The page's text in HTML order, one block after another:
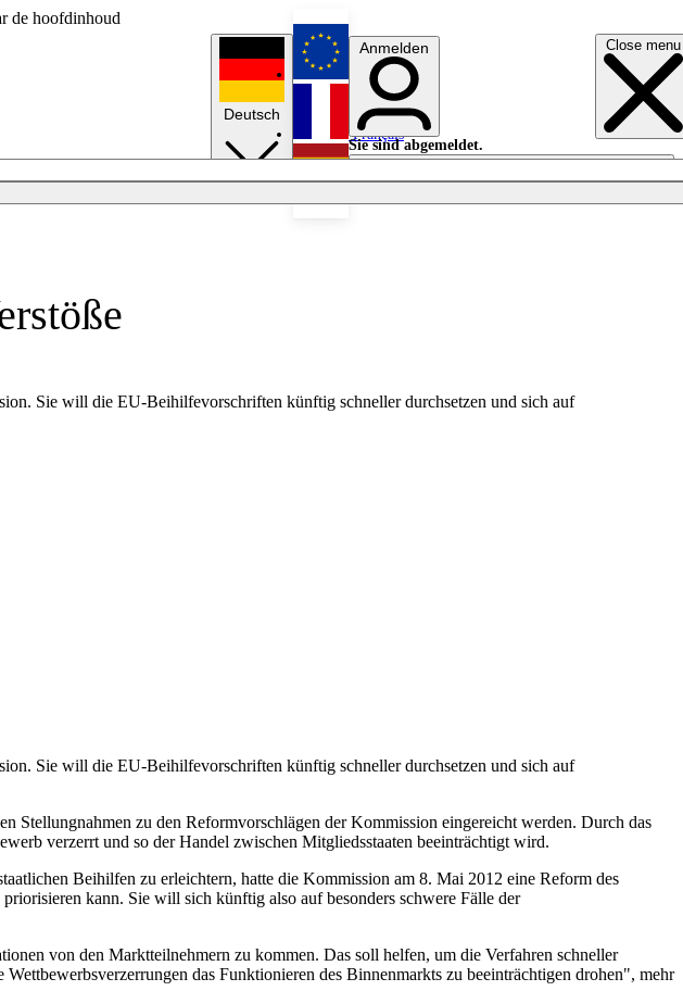
de hoofdinhoud
Close menu
Deutsch
English
Français
Anmelden
Sie sind abgemeldet.
Anmelden
Licht aus
Sie will die EU-Beihilfevorschriften künftig schneller durchsetzen und sich auf
Sie will die EU-Beihilfevorschriften künftig schneller durchsetzen und sich auf
Stellungnahmen zu den Reformvorschlägen der Kommission eingereicht werden. Durch das
verzerrt und so der Handel zwischen Mitgliedsstaaten beeinträchtigt wird.
Beihilfen zu erleichtern, hatte die Kommission am 8. Mai 2012 eine Reform des
kann. Sie will sich künftig also auf besonders schwere Fälle der
von den Marktteilnehmern zu kommen. Das soll helfen, um die Verfahren schneller
das Funktionieren des Binnenmarkts zu beeinträchtigen drohen", mehr